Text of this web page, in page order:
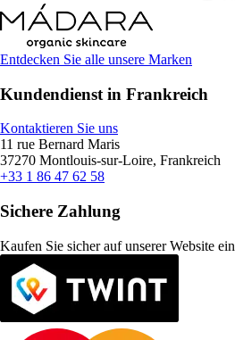
Entdecken Sie alle unsere Marken
Kundendienst in Frankreich
Kontaktieren Sie uns
11 rue Bernard Maris
37270 Montlouis-sur-Loire, Frankreich
+33 1 86 47 62 58
Sichere Zahlung
Kaufen Sie sicher auf unserer Website ein